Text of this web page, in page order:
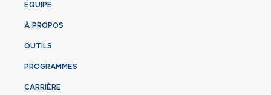
ÉQUIPE
À PROPOS
OUTILS
PROGRAMMES
CARRIÈRE